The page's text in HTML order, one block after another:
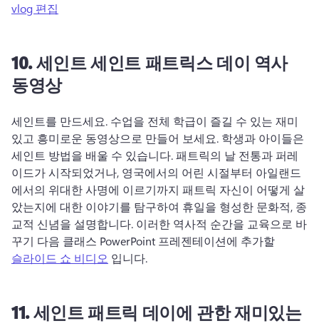
vlog 편집
10.세인트세인트 패트릭스 데이 역사
동영상
세인트를 만드세요. 수업을 전체 학급이 즐길 수 있는 재미
있고 흥미로운 동영상으로 만들어 보세요. 학생과 아이들은
세인트 방법을 배울 수 있습니다. 패트릭의 날 전통과 퍼레
이드가 시작되었거나, 영국에서의 어린 시절부터 아일랜드
에서의 위대한 사명에 이르기까지 패트릭 자신이 어떻게 살
았는지에 대한 이야기를 탐구하여 휴일을 형성한 문화적, 종
교적 신념을 설명합니다. 이러한 역사적 순간을 교육으로 바
꾸기 다음 클래스 PowerPoint 프레젠테이션에 추가할
슬라이드 쇼 비디오 입니다.
11.세인트 패트릭 데이에 관한 재미있는